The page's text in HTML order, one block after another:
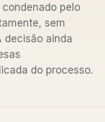
pelo
sem
decisão ainda
do processo.